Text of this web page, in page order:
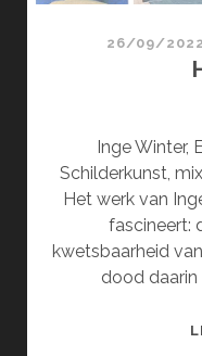
26/09/2022
Inge Winter,
Schilderkunst,
Het werk van
fascineert:
kwetsbaarheid
dood daarin